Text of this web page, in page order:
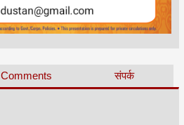
Comments संपर्क